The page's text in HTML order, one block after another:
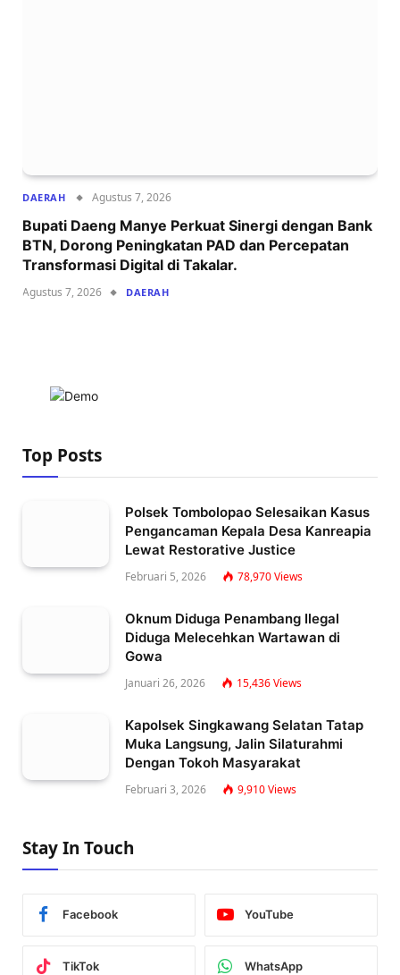
DAERAH Agustus 7, 2026
Bupati Daeng Manye Perkuat Sinergi dengan Bank
BTN, Dorong Peningkatan PAD dan Percepatan
Transformasi Digital di Takalar.
Agustus 7, 2026 DAERAH
Top Posts
Polsek Tombolopao Selesaikan Kasus
Pengancaman Kepala Desa Kanreapia
Lewat Restorative Justice
Februari 5, 2026 78,970Views
Oknum Diduga Penambang Ilegal
Diduga Melecehkan Wartawan di
Gowa
Januari 26, 2026 15,436Views
Kapolsek Singkawang Selatan Tatap
Muka Langsung, Jalin Silaturahmi
Dengan Tokoh Masyarakat
Februari 3, 2026 9,910Views
Stay In Touch
Facebook YouTube
TikTok WhatsApp